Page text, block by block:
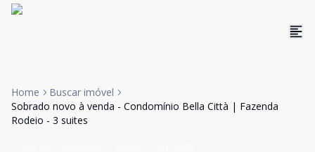
Home
Buscar imóvel
Sobrado novo à venda - Condomínio Bella Città | Fazenda
Rodeio - 3 suites